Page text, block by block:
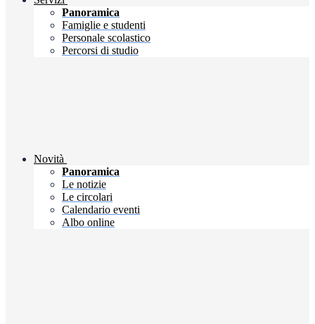
Panoramica
Famiglie e studenti
Personale scolastico
Percorsi di studio
Novità
Panoramica
Le notizie
Le circolari
Calendario eventi
Albo online